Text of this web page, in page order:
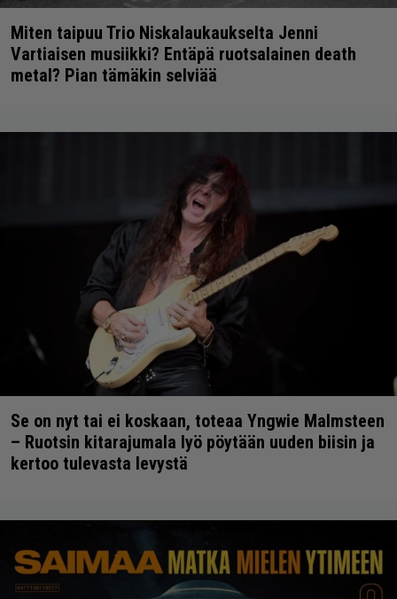
Miten taipuu Trio Niskalaukaukselta Jenni
Vartiaisen musiikki? Entäpä ruotsalainen death
metal? Pian tämäkin selviää
Se on nyt tai ei koskaan, toteaa Yngwie Malmsteen
– Ruotsin kitarajumala lyö pöytään uuden biisin ja
kertoo tulevasta levystä